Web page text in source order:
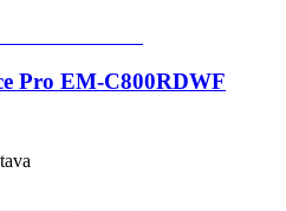
Pro EM-C800RDWF